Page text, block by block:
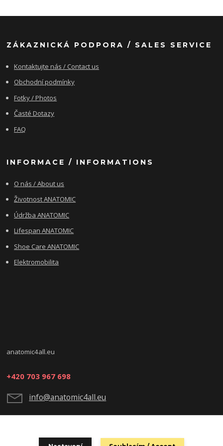
ZÁKAZNICKÁ PODPORA / SALES SERVICE
Kontaktujte nás / Contact us
Obchodní podmínky
Fotky / Photos
Časté Dotazy
FAQ
INFORMACE / INFORMATIONS
O nás / About us
Životnost ANATOMIC
Údržba ANATOMIC
Lifespan ANATOMIC
Shoe Care ANATOMIC
Elektromobilita
anatomic4all.eu
+420 703 967 698
info@anatomic4all.eu